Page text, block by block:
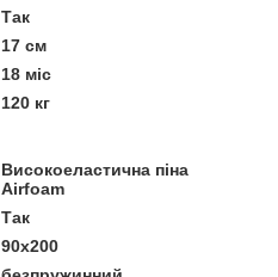
Так
17 см
18 міс
120 кг
Високоеластична піна
Airfoam
Так
90х200